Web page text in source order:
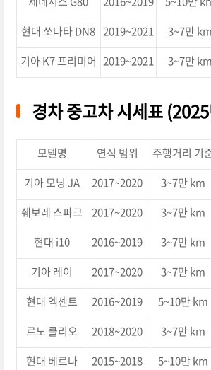
현대 쏘나타 DN8 2019~2021 3~7만 km
기아 K7 프리미어 2019~2021 3~7만 km
경차 중고차 시세표
모델명 연식 범위 주행거리 기
기아 모닝 JA
2017~2020 3~7만 km
쉐보레 스파크
2017~2020 3~7만 km
현대 i10
2016~2019 3~7만 km
기아 레이
2017~2020 3~7만 km
현대 엑센트
2016~2019 5~10만 km
르노 클리오
2018~2020 3~7만 km
현대 베르나
2015~2018 5~10만 km